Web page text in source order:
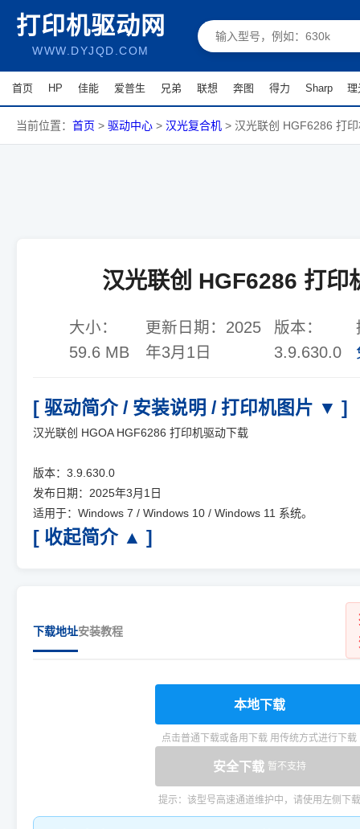
打印机驱动网
WWW.DYJQD.COM
首页 HP 佳能 爱普生 兄弟 联想 奔图 得力 Sharp 理
当前位置： 首页 > 驱动中心 > 汉光复合机 > 汉光联创 HGF6286 打
汉光联创 HGF6286 打印
大小：
59.6 MB
更新日期： 2025
年3月1日
版本：
3.9.630.0
[ 驱动简介 / 安装说明 / 打印机图片 ▼ ]
汉光联创 HGOA HGF6286 打印机驱动下载
版本：3.9.630.0
发布日期：2025年3月1日
适用于：Windows 7 / Windows 10 / Windows 11 系统。
[ 收起简介 ▲ ]
下载地址安装教程
本地下载
点击普通下载或备用下载 用传统方式进行下载
安全下载 暂不支持
提示：该型号高速通道维护中，请使用左侧下载